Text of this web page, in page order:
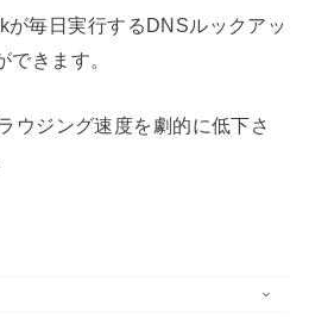
が毎日実行するDNSルックアッ
できます。
ウジング速度を劇的に低下さ